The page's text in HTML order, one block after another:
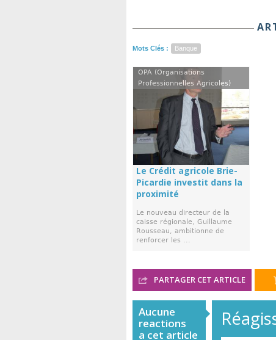
Mots Clés : Banque
OPA (Organisations
Professionnelles Agricoles)
Le Crédit agricole Brie-
Picardie investit dans la
proximité
Le nouveau directeur de la
caisse régionale, Guillaume
Rousseau, ambitionne de
renforcer les ...
PARTAGER CET ARTICLE
Aucune
reactions
a cet article